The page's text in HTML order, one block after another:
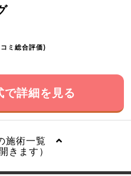
ミ総合評価)
で詳細を見る
施術一覧
きます）